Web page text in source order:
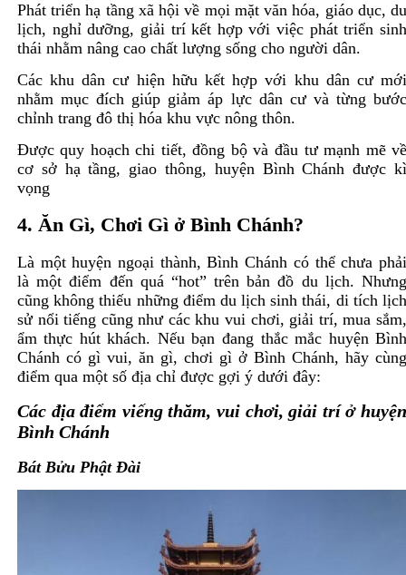
Phát triển hạ tầng xã hội về mọi mặt văn hóa, giáo dục,
lịch, nghỉ dưỡng, giải trí kết hợp với việc phát triển
thái nhằm nâng cao chất lượng sống cho người dân.
Các khu dân cư hiện hữu kết hợp với khu dân cư
nhằm mục đích giúp giảm áp lực dân cư và từng
chỉnh trang đô thị hóa khu vực nông thôn.
Được quy hoạch chi tiết, đồng bộ và đầu tư mạnh mẽ
cơ sở hạ tầng, giao thông, huyện Bình Chánh được
vọng
4. Ăn Gì, Chơi Gì ở Bình Chánh?
Là một huyện ngoại thành, Bình Chánh có thể chưa
là một điểm đến quá “hot” trên bản đồ du lịch.
cũng không thiếu những điểm du lịch sinh thái, di tích
sử nổi tiếng cũng như các khu vui chơi, giải trí, mua
ẩm thực hút khách. Nếu bạn đang thắc mắc huyện
Chánh có gì vui, ăn gì, chơi gì ở Bình Chánh, hãy
điểm qua một số địa chỉ được gợi ý dưới đây:
Các địa điểm viếng thăm, vui chơi, giải trí ở
Bình Chánh
Bát Bửu Phật Đài